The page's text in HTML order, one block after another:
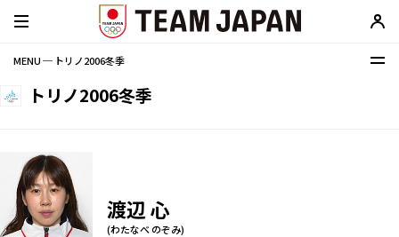
MENU ─ トリノ2006冬季
トリノ2006冬季
渡辺 心
(わたなべ のぞみ)